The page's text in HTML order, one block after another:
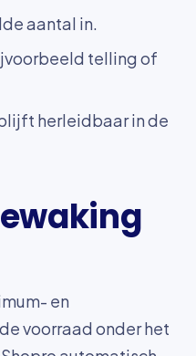
aantal in.
telling of
herleidbaar in de
en
voorraad onder het